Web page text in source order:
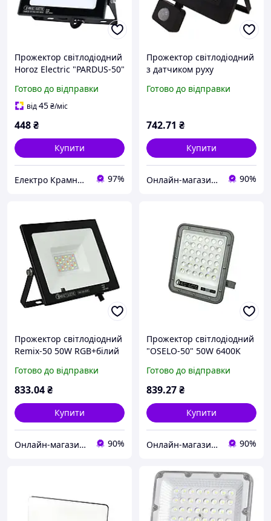
Прожектор світлодіодний
Horoz Electric "PARDUS-50"
Готово до відправки
від45₴/міс
448₴
Купити
Електро Крамниця 97%
Прожектор світлодіодний
з датчиком руху
Готово до відправки
742.71 ₴
Купити
Онлайн-магазин "ЕлектроТепло" 90%
Прожектор світлодіодний
Remix-50 50W RGB+білий
Готово до відправки
833.04₴
Купити
Онлайн-магазин "ЕлектроТепло" 90%
Прожектор світлодіодний
"OSELO-50" 50W 6400K
Готово до відправки
839.27₴
Купити
Онлайн-магазин "ЕлектроТепло" 90%